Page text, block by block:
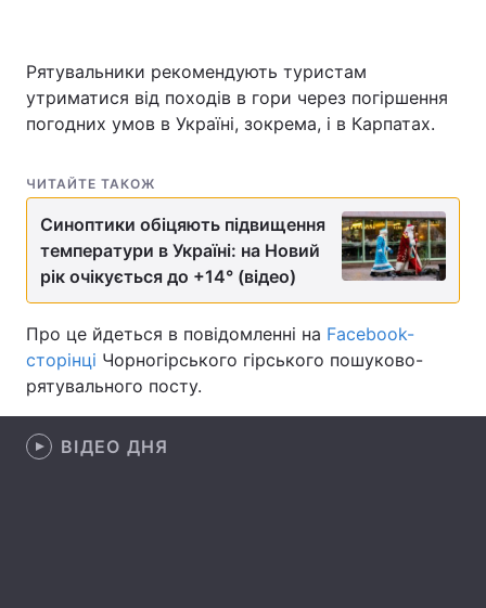
Україна Політика
Спорт
Техно і зв'язок Лайт
Зброя Інциденти
Здоров'я Туризм
Цікавинки
Рятувальники рекомендують туристам
утриматися від походів в гори через погіршення
погодних умов в Україні, зокрема, і в Карпатах.
ЧИТАЙТЕ ТАКОЖ
Синоптики обіцяють підвищення
температури в Україні: на Новий
рік очікується до +14° (відео)
Про це йдеться в повідомленні на Facebook-
сторінці Чорногірського гірського пошуково-
рятувального посту.
ВІДЕО ДНЯ